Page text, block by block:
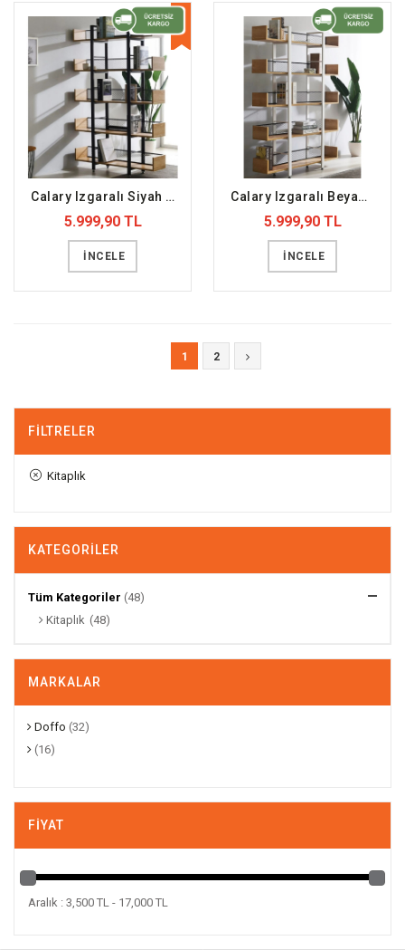
Calary Izgaralı Siyah Metal Ahşap Kitaplık (DFFKT47)
5.999,90 TL
İNCELE
Calary Izgaralı Beyaz Metal Ahşap Kitaplık (DFFKT48)
5.999,90 TL
İNCELE
1 2
FILTRELER
Kitaplık
KATEGORILER
Tüm Kategoriler (48)
Kitaplık (48)
MARKALAR
Doffo (32)
(16)
FIYAT
Aralık : 3,500 TL - 17,000 TL